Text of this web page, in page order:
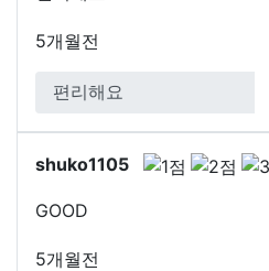
5개월전
shuko1105
GOOD
5개월전